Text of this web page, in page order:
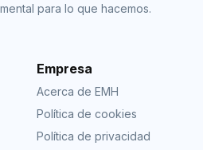
para lo que hacemos.
Empresa
Acerca de EMH
Política de cookies
Política de privacidad